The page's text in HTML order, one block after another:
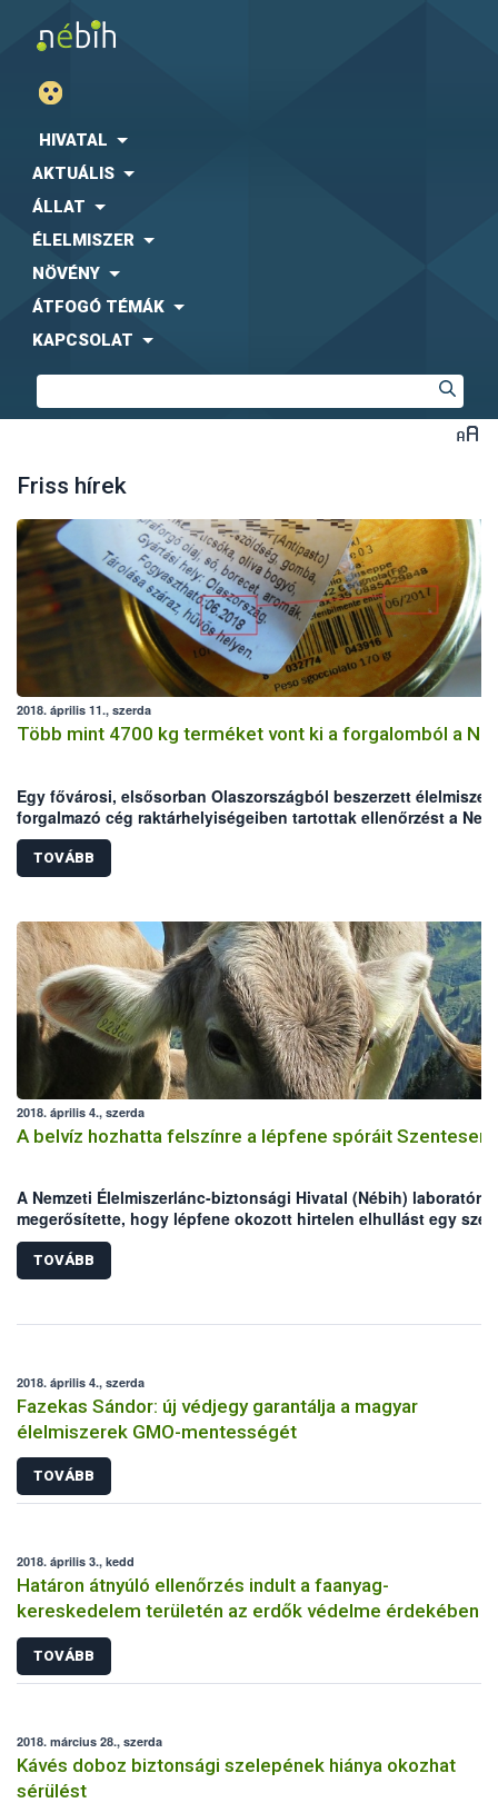
HIVATAL
AKTUÁLIS
ÁLLAT
ÉLELMISZER
NÖVÉNY
ÁTFOGÓ TÉMÁK
KAPCSOLAT
Friss hírek
2018. április 11., szerda
Több mint 4700 kg terméket vont ki a forgalomból a
Egy fővárosi, elsősorban Olaszországból beszerzett
forgalmazó cég raktárhelyiségeiben tartottak ellenőrzést a
Élelmiszerlánc-biztonsági Hivatal (Nébih) szakemberei. Az
ellenőrök a helyszínen összesen több mint 4700 kg terméket
vontak ki a forgalomból, amelyek között jelentős
hamisított élelmiszerek.
TOVÁBB
2018. április 4., szerda
A belvíz hozhatta felszínre a lépfene spóráit Szentesen
A Nemzeti Élelmiszerlánc-biztonsági Hivatal (Nébih)
megerősítette, hogy lépfene okozott hirtelen elhullást egy
juhállományban március végén. A juhok legeltetési területén
valószínűleg a belvíz hozhatta felszínre a lépfene spóráit. A
főállatorvos már a fertőzés gyanúja alapján elrendelte a helyi
gyógykezelését. A Nébih felhívja az állattartók figyelmét, hogy
TOVÁBB
2018. április 4., szerda
Fazekas Sándor: új védjegy garantálja a magyar
élelmiszerek GMO-mentességét
TOVÁBB
2018. április 3., kedd
Határon átnyúló ellenőrzés indult a faanyag-
kereskedelem területén az erdők védelme érdekében
TOVÁBB
2018. március 28., szerda
Kávés doboz biztonsági szelepének hiánya okozhat
sérülést